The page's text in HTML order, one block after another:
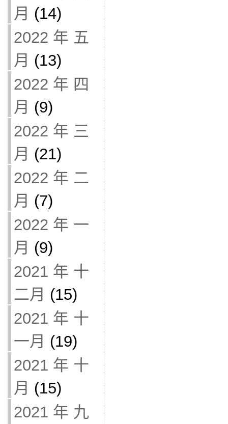
月 (14)
2022 年 五
月 (13)
2022 年 四
月 (9)
2022 年 三
月 (21)
2022 年 二
月 (7)
2022 年 一
月 (9)
2021 年 十
二月 (15)
2021 年 十
一月 (19)
2021 年 十
月 (15)
2021 年 九